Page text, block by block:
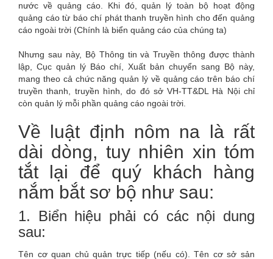
nước về quảng cáo. Khi đó, quản lý toàn bộ hoạt động
quảng cáo từ báo chí phát thanh truyền hình cho đến quảng
cáo ngoài trời (Chính là biển quảng cáo của chúng ta)
Nhưng sau này, Bộ Thông tin và Truyền thông được thành
lập, Cục quản lý Báo chí, Xuất bản chuyển sang Bộ này,
mang theo cả chức năng quản lý về quảng cáo trên báo chí
truyền thanh, truyền hình, do đó sở VH-TT&DL Hà Nội chỉ
còn quản lý mỗi phần quảng cáo ngoài trời.
Về luật định nôm na là rất
dài dòng, tuy nhiên xin tóm
tắt lại để quý khách hàng
nắm bắt sơ bộ như sau:
1. Biển hiệu phải có các nội dung
sau:
Tên cơ quan chủ quản trực tiếp (nếu có). Tên cơ sở sản